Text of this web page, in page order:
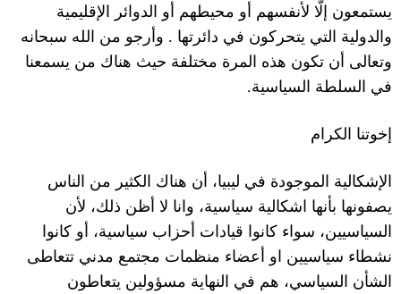
يستمعون إلّا لأنفسهم أو محيطهم أو الدوائر الإقليمية
والدولية التي يتحركون في دائرتها . وأرجو من الله سبحانه
وتعالى أن تكون هذه المرة مختلفة حيث هناك من يسمعنا
في السلطة السياسية.
إخوتنا الكرام
الإشكالية الموجودة في ليبيا، أن هناك الكثير من الناس
يصفونها بأنها اشكالية سياسية، وانا لا أظن ذلك، لأن
السياسيين، سواء كانوا قيادات أحزاب سياسية، أو كانوا
نشطاء سياسيين او أعضاء منظمات مجتمع مدني تتعاطى
الشأن السياسي، هم في النهاية مسؤولين يتعاطون